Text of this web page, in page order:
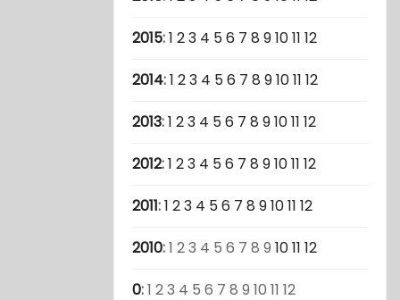
2015:1 23 4 56 7 8 91011 12
2014:1 23 4 56 7 8 91011 12
2013:1 23 4 56 7 8 91011 12
2012:1 23 4 56 7 8 91011 12
2011:1 23 4 56 7 8 91011 12
2010:1 23 4 5 6 7 8 9 1011 12
0:1 23 4 5 6 7 8 9 10 11 12